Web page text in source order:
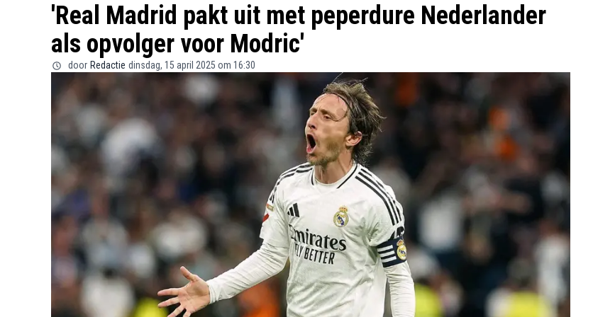
'Real Madrid pakt uit met peperdure Nederlander
als opvolger voor Modric'
door Redactie dinsdag, 15 april 2025 om 16:30